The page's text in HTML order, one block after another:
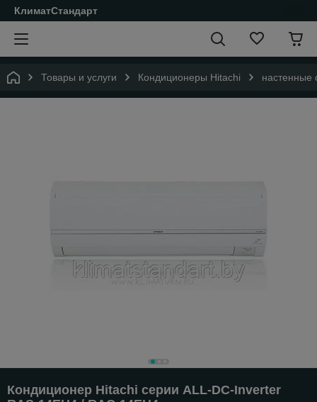
КлиматСтандарт
Товары и услуги Кондиционеры Hitachi настенные
Кондиционер Hitachi серии ALL-DC-Inverter